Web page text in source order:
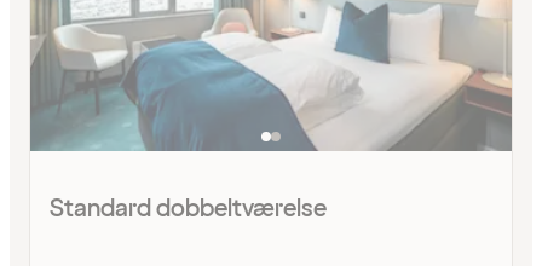
Standard dobbeltværelse